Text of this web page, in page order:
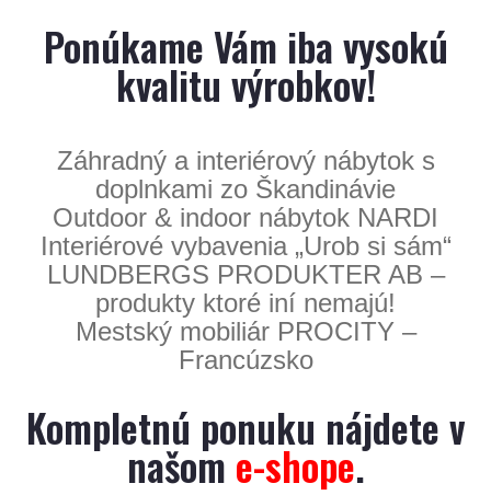
Ponúkame Vám iba vysokú
kvalitu výrobkov!
Záhradný a interiérový nábytok s
doplnkami zo Škandinávie
Outdoor & indoor nábytok NARDI
Interiérové vybavenia „Urob si sám“
LUNDBERGS PRODUKTER AB –
produkty ktoré iní nemajú!
Mestský mobiliár PROCITY –
Francúzsko
Kompletnú ponuku nájdete v
našom e-shope.